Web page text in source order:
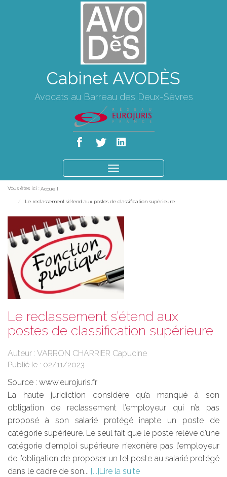
Cabinet AVODÈS
Avocats au Barreau des Deux-Sèvres
le
Vous êtes ici : Accueil
Le reclassement s’étend aux postes de classification supérieure
Le reclassement s’étend aux
postes de classification supérieure
Auteur : VARRON CHARRIER Capucine
Publié le : 02/11/2023
Source : www.eurojuris.fr
La haute juridiction considère qu’a manqué à son
obligation de reclassement l’employeur qui n’a pas
proposé à son salarié protégé inapte un poste de
catégorie supérieure. Le seul fait que le poste relève d’une
catégorie d’emploi supérieure n’exonère pas l’employeur
de l’obligation de proposer un tel poste au salarié protégé
dans le cadre de son...
Lire la suite